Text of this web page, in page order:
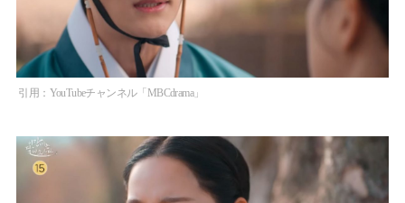
引用：YouTubeチャンネル「MBCdrama」